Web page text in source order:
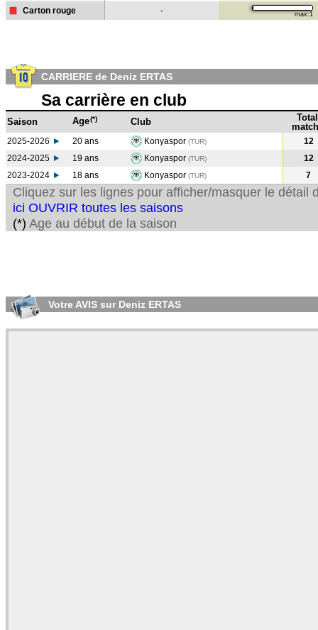
Carton rouge - max:1
CARRIERE de Deniz ERTAS
Sa carrière en club
Saison Age(*) Club
Total
2025-2026 20 ans Konyaspor (TUR)
12
2024-2025
19 ans Konyaspor (TUR)
12
2023-2024
18 ans Konyaspor (TUR) 7
Cliquez sur les lignes pour afficher/masquer le détail
ici OUVRIR toutes les saisons
(*) Age au début de la saison
Votre AVIS sur Deniz ERTAS